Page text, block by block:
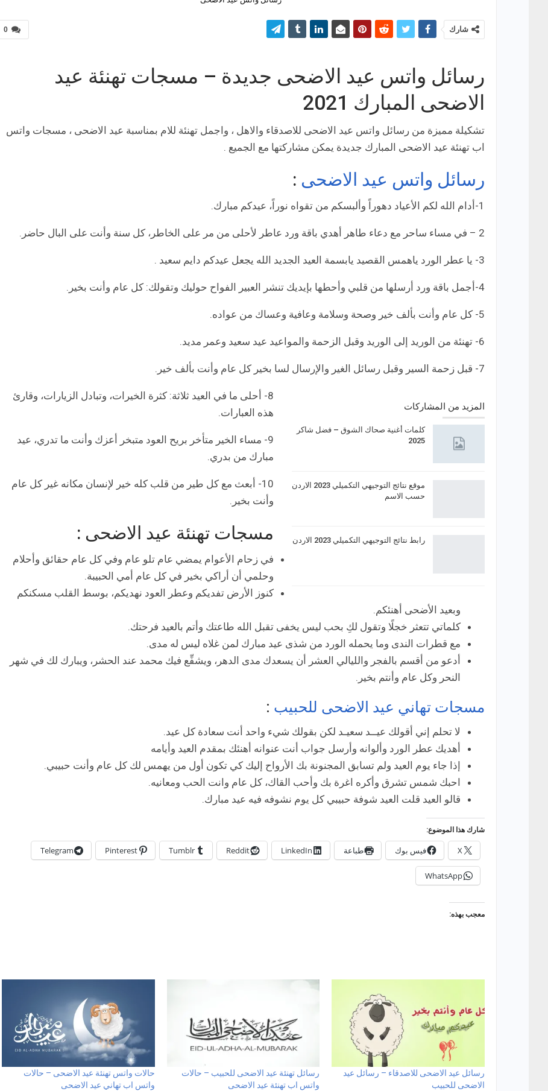
0 شارك
رسائل واتس عيد الاضحى جديدة – مسجات تهنئة عيد
الاضحى المبارك 2021
تشكيلة مميزة من رسائل واتس عيد الاضحى للاصدقاء والاهل ، واجمل تهنئة للام بمناسبة عيد الاضحى ، مسجات واتس
اب تهنئة عيد الاضحى المبارك جديدة يمكن مشاركتها مع الجميع .
رسائل واتس عيد الاضحى :
1-أدام الله لكم الأعياد دهوراً وألبسكم من تقواه نوراً، عيدكم مبارك.
2 – في مساء ساحر مع دعاء طاهر أهدي باقة ورد عاطر لأحلى من مر على الخاطر، كل سنة وأنت على البال حاضر.
3- يا عطر الورد ياهمس القصيد يابسمة العيد الجديد الله يجعل عيدكم دايم سعيد .
4-أجمل باقة ورد أرسلها من قلبي وأحطها بإيديك تنشر العبير الفواح حوليك وتقولك: كل عام وأنت بخير.
5- كل عام وأنت بألف خير وصحة وسلامة وعافية وعساك من عواده.
6- تهنئة من الوريد إلى الوريد وقبل الزحمة والمواعيد عيد سعيد وعمر مديد.
7- قبل زحمة السير وقبل رسائل الغير والإرسال لسا بخير كل عام وأنت بألف خير.
المزيد من المشاركات
كلمات أغنية صحاك الشوق – فضل شاكر
2025
موقع نتائج التوجيهي التكميلي 2023 الاردن
حسب الاسم
رابط نتائج التوجيهي التكميلي 2023 الاردن
8- أحلى ما في العيد ثلاثة: كثرة الخيرات، وتبادل الزيارات، وقارئ
هذه العبارات.
9- مساء الخير متأخر بريح العود متبخر أعزك وأنت ما تدري، عيد
مبارك من بدري.
10- أبعث مع كل طير من قلب كله خير لإنسان مكانه غير كل عام
وأنت بخير.
مسجات تهنئة عيد الاضحى :
في زحام الأعوام يمضي عام تلو عام وفي كل عام حقائق وأحلام
وحلمي أن أراكي بخير في كل عام أمي الحبيبة.
كنوز الأرض تفديكم وعطر العود نهديكم، بوسط القلب مسكنكم
وبعيد الأضحى أهنئكم.
كلماتي تتعثر خجلًا وتقول لكِ بحب ليس يخفى تقبل الله طاعتك وأتم بالعيد فرحتك.
مع قطرات الندى وما يحمله الورد من شذى عيد مبارك لمن غلاه ليس له مدى.
أدعو من أقسم بالفجر والليالي العشر أن يسعدك مدى الدهر، ويشفِّع فيك محمد عند الحشر، ويبارك لك في شهر
النحر وكل عام وأنتم بخير.
مسجات تهاني عيد الاضحى للحبيب :
لا تحلم إني أقولك عيــد سعيـد لكن بقولك شيء واحد أنت سعادة كل عيد.
أهديك عطر الورد وألوانه وأرسل جواب أنت عنوانه أهنئك بمقدم العيد وأيامه
إذا جاء يوم العيد ولم تسابق المجنونة بك الأرواح إليك كي تكون أول من يهمس لك كل عام وأنت حبيبي.
احبك شمس تشرق وأكره اغرة بك وأحب القاك، كل عام وانت الحب ومعانيه.
قالو العيد قلت العيد شوفة حبيبي كل يوم نشوفه فيه عيد مبارك.
شارك هذا الموضوع:
X فيس بوك طباعة LinkedIn
Reddit
Tumblr
Pinterest
Telegram
WhatsApp
معجب بهذه:
رسائل عيد الاضحى للاصدقاء – رسائل عيد
الاضحى للحبيب
رسائل تهنئة عيد الاضحى للحبيب – حالات
واتس اب تهنئة عيد الاضحى
حالات واتس تهنئة عيد الاضحى – حالات
واتس اب تهاني عيد الاضحى